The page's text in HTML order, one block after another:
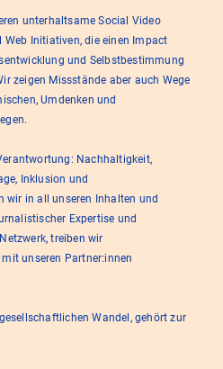
unterhaltsame Social Video
Initiativen, die einen Impact
und Selbstbestimmung
zeigen Missstände aber auch Wege
Umdenken und
Nachhaltigkeit,
Inklusion und
wir in all unseren Inhalten und
Expertise und
treiben wir
unseren Partner:innen
Wandel, gehört zur